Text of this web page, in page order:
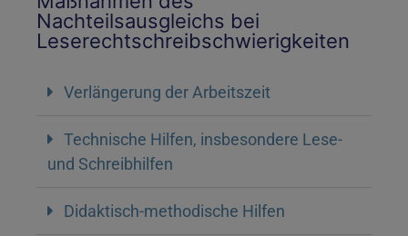
Nachteilsausgleichs bei
Leserechtschreibschwierigkeiten
Verlängerung der Arbeitszeit
Technische Hilfen, insbesondere Lese-
und Schreibhilfen
Didaktisch-methodische Hilfen